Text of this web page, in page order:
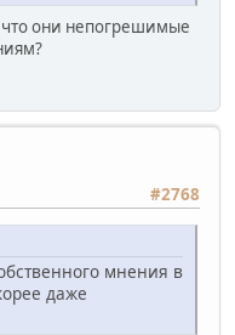
что они непогрешимые
#2768
мнения в
даже